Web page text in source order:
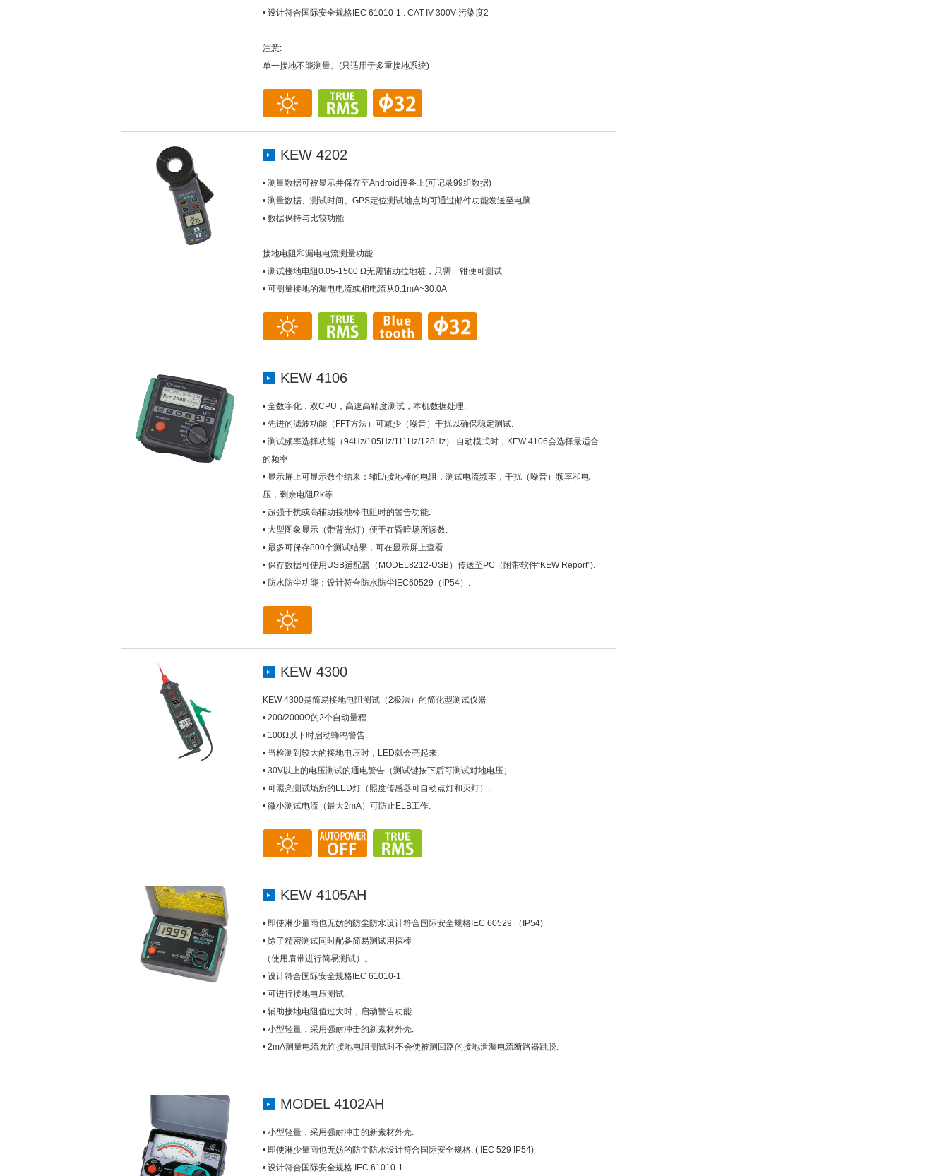
• 设计符合国际安全规格IEC 61010-1 : CAT IV 300V 污染度2
注意:
单一接地不能测量。(只适用于多重接地系统)
KEW 4202
• 测量数据可被显示并保存至Android设备上(可记录99组数据)
• 测量数据、测试时间、GPS定位测试地点均可通过邮件功能发送至电脑
• 数据保持与比较功能
接地电阻和漏电电流测量功能
• 测试接地电阻0.05-1500 Ω无需辅助拉地桩，只需一钳便可测试
• 可测量接地的漏电电流或相电流从0.1mA~30.0A
KEW 4106
• 全数字化，双CPU，高速高精度测试，本机数据处理.
• 先进的滤波功能（FFT方法）可减少（噪音）干扰以确保稳定测试.
• 测试频率选择功能（94Hz/105Hz/111Hz/128Hz）.自动模式时，KEW 4106会选择最适合
的频率
• 显示屏上可显示数个结果：辅助接地棒的电阻，测试电流频率，干扰（噪音）频率和电
压，剩余电阻Rk等.
• 超强干扰或高辅助接地棒电阻时的警告功能.
• 大型图象显示（带背光灯）便于在昏暗场所读数.
• 最多可保存800个测试结果，可在显示屏上查看.
• 保存数据可使用USB适配器（MODEL8212-USB）传送至PC（附带软件“KEW Report").
• 防水防尘功能：设计符合防水防尘IEC60529（IP54）.
KEW 4300
KEW 4300是简易接地电阻测试（2极法）的简化型测试仪器
• 200/2000Ω的2个自动量程.
• 100Ω以下时启动蜂鸣警告.
• 当检测到较大的接地电压时，LED就会亮起来.
• 30V以上的电压测试的通电警告（测试键按下后可测试对地电压）
• 可照亮测试场所的LED灯（照度传感器可自动点灯和灭灯）.
• 微小测试电流（最大2mA）可防止ELB工作.
KEW 4105AH
• 即使淋少量雨也无妨的防尘防水设计符合国际安全规格IEC 60529 （IP54)
• 除了精密测试同时配备简易测试用探棒
（使用肩带进行简易测试）。
• 设计符合国际安全规格IEC 61010-1.
• 可进行接地电压测试.
• 辅助接地电阻值过大时，启动警告功能.
• 小型轻量，采用强耐冲击的新素材外壳.
• 2mA测量电流允许接地电阻测试时不会使被测回路的接地泄漏电流断路器跳脱.
MODEL 4102AH
• 小型轻量，采用强耐冲击的新素材外壳.
• 即使淋少量雨也无妨的防尘防水设计符合国际安全规格. ( IEC 529 IP54)
• 设计符合国际安全规格 IEC 61010-1 .